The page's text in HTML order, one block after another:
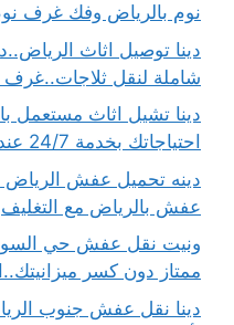
نوم بالرياض وفك غرف
دينا توصيل اثاث
شاملة لنقل
احتياجاتك بخدمة 24/7 عند نقل الأثاث
عفش بالرياض مع التغليف
ممتاز دون كسر
دينا نقل عفش جنوب